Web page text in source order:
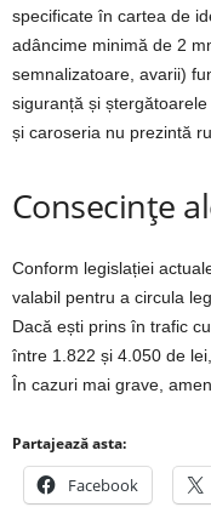
specificate în cartea de
adâncime minimă de 2
semnalizatoare, avarii)
siguranță și
și caroseria nu prezintă
Consecințe
Conform legislației
valabil pentru a circula
Dacă ești prins în trafic
între 1.822 și 4.050 de
În cazuri mai grave,
Partajează asta:
Facebook